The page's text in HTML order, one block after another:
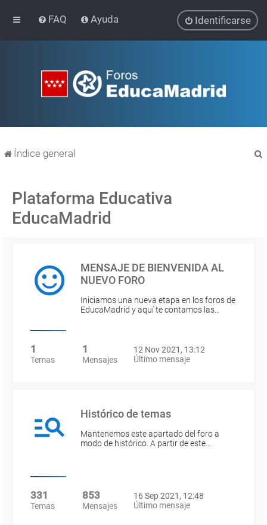
FAQ Ayuda Identificarse
Índice general
Plataforma Educativa
EducaMadrid
MENSAJE DE BIENVENIDA AL
NUEVO FORO
Iniciamos una nueva etapa en los foros de
EducaMadrid y aquí te contamos las…
1
Temas
1
Mensajes
12 Nov 2021, 13:12
Último mensaje
Histórico de temas
Mantenemos este apartado del foro a
modo de histórico. A partir de este…
331
Temas
853
Mensajes
16 Sep 2021, 12:48
Último mensaje